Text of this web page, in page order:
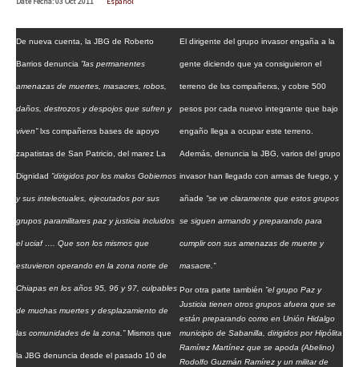
Niñxs
ETIQUETAS
MULTIMEDIA
Fotorreportaje
Video
Semillero Guerra contra la Humanidad. (Las poblaciones y
la naturaleza bajo asedio)
Libros para descargar
Medios Libres
COVID-19
De nueva cuenta, la JBG de Roberto
Barrios denuncia ”las permanentes
amenazas de muertes, masacres, robos,
daños, destrozos y despojos que sufren y
viven”lxs compañerxs bases de apoyo
zapatistas de San Patricio, del marez La
Dignidad ”dirigidos por los malos Gobiernos
y sus intelectuales, ejecutados por sus
grupos paramilitares paz y justicia incluidos
el uciaf …. Que son los mismos que
estuvieron operando en la zona norte de
Chiapas en los años 95, 96 y 97, culpables
de muchas muertes y desplazamiento de
las comunidades de la zona.”Mismos que
la JBG denuncia desde el pasado 10 de
El dirigente del grupo invasor engaña a la
gente diciendo que ya consiguieron el
terreno de lxs compañerxs, y cobre 500
pesos por cada nuevo integrante que bajo
engaño llega a ocupar este terreno.
Además, denuncia la JBG, varios del grupo
invasor han llegado con armas de fuego, y
añade ”se ve claramente que estos grupos
se siguen armando y preparando para
cumplir con sus amenazas de muerte y
masacre.”
Por otra parte también ”el grupo Paz y
Justicia tienen otros grupos afuera que se
están preparando como en Unión Hidalgo
municipio de Sabanilla, dirigidos por Hipólita
Ramírez Martínez que se apoda (Abelino)
Rodolfo Guzmán Ramírez y un militar de